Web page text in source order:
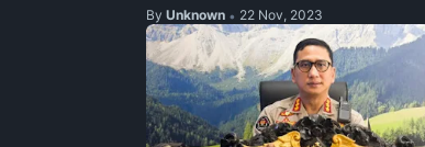
By Unknown • 22 Nov, 2023